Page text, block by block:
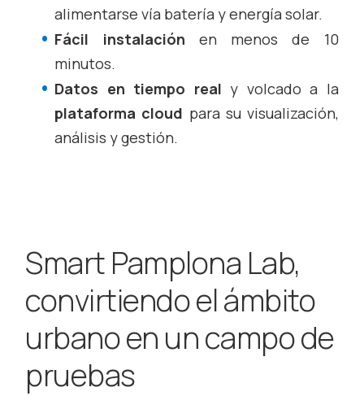
alimentarse vía batería y energía solar.
Fácil instalación en menos de 10
minutos.
Datos en tiempo real y volcado a la
plataforma cloud para su visualización,
análisis y gestión.
Smart Pamplona Lab,
convirtiendo el ámbito
urbano en un campo de
pruebas